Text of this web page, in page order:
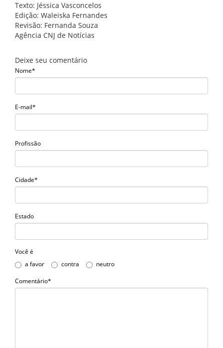
Texto: Jéssica Vasconcelos
Edição: Waleiska Fernandes
Revisão: Fernanda Souza
Agência CNJ de Notícias
Deixe seu comentário
Nome*
E-mail*
Profissão
Cidade*
Estado
Você é
a favor
contra neutro
Comentário*